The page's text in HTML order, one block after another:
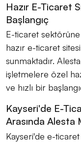
Hazır E-Ticaret
Başlangıç
E-ticaret
hazır e-ticaret
sunmaktadır.
işletmelere özel
ve hızlı bir
Kayseri'de E-
Arasında Alesta
Kayseri'de e-